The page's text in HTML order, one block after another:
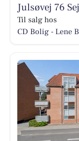
Julsøvej 76
Til salg hos
CD Bolig - Lene